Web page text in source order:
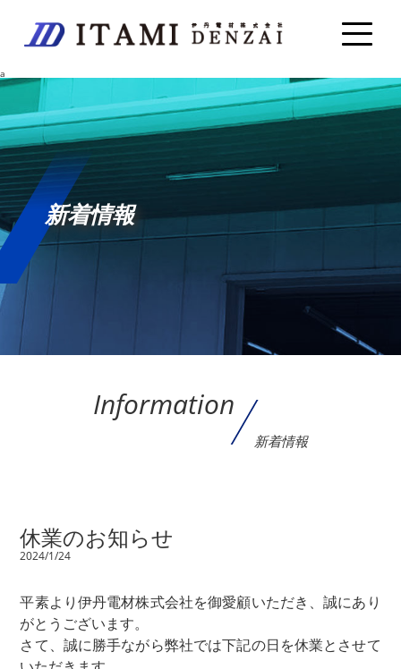
a
新着情報
Information
新着情報
休業のお知らせ
2024/1/24
平素より伊丹電材株式会社を御愛顧いただき、誠にあり
がとうございます。
さて、誠に勝手ながら弊社では下記の日を休業とさせて